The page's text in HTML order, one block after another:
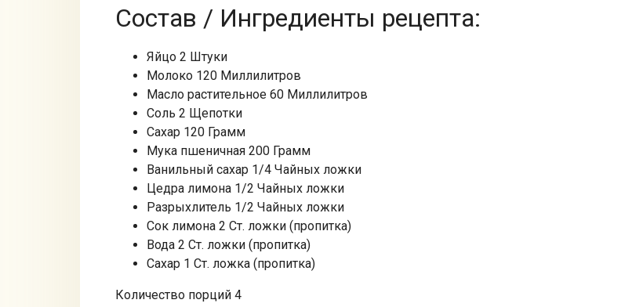
Состав / Ингредиенты рецепта:
Яйцo 2 Штуки
Молоко 120 Миллилитров
Масло растительное 60 Миллилитров
Соль 2 Щепотки
Сахар 120 Грамм
Мука пшеничная 200 Грамм
Ванильный сахар 1/4 Чайных ложки
Цедра лимона 1/2 Чайных ложки
Разрыхлитель 1/2 Чайных ложки
Сок лимона 2 Ст. ложки (пропитка)
Вода 2 Ст. ложки (пропитка)
Сахар 1 Ст. ложка (пропитка)
Количество порций 4